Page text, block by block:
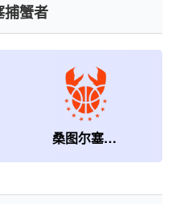
捕蟹者
桑图尔塞捕蟹者